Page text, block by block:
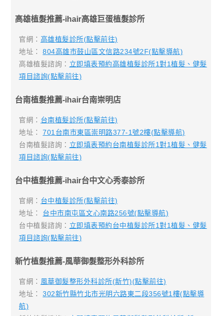
高雄植髮推薦-ihair高雄巨蛋植髮診所
官網： 高雄植髮診所(點擊前往)
地址：804高雄市鼓山區文信路234號2F(點擊導航)
高雄植髮諮詢： 立即填表預約高雄植髮診所1對1植髮、健髮
項目諮詢(點擊前往)
台南植髮推薦-ihair台南崇明店
官網： 台南植髮診所(點擊前往)
地址：701台南市東區崇明路377-1號2樓(點擊導航)
台南植髮諮詢： 立即填表預約台南植髮診所1對1植髮、健髮
項目諮詢(點擊前往)
台中植髮推薦-ihair台中文心秀泰診所
官網： 台中植髮診所(點擊前往)
地址： 台中市南屯區文心南路256號(點擊導航)
台中植髮諮詢： 立即填表預約台中植髮診所1對1植髮、健髮
項目諮詢(點擊前往)
新竹植髮推薦-風華御髮整形外科診所
官網： 風華御髮整形外科診所(新竹)(點擊前往)
地址：302新竹縣竹北市光明六路東二段356號1樓(點擊導
航)